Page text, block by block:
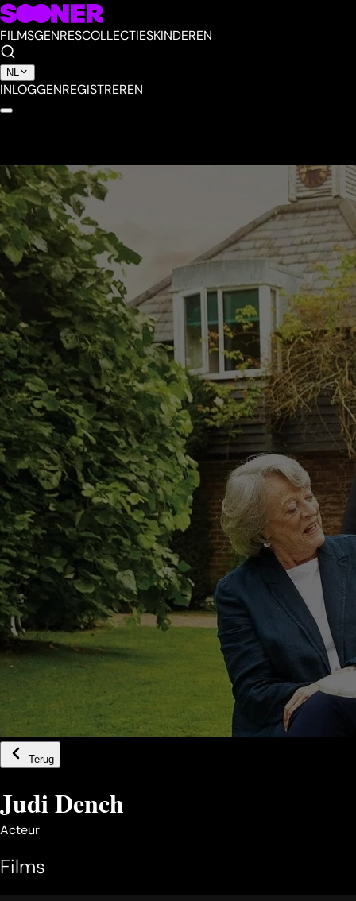
FILMSGENRESCOLLECTIESKINDEREN
NL
INLOGGENREGISTREREN
Terug
Judi Dench
Acteur
Films